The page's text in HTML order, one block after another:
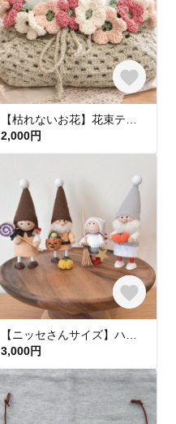
2,000円
3,000円